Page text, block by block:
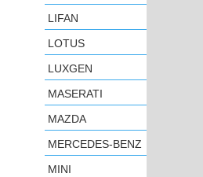
LIFAN
LOTUS
LUXGEN
MASERATI
MAZDA
MERCEDES-BENZ
MINI